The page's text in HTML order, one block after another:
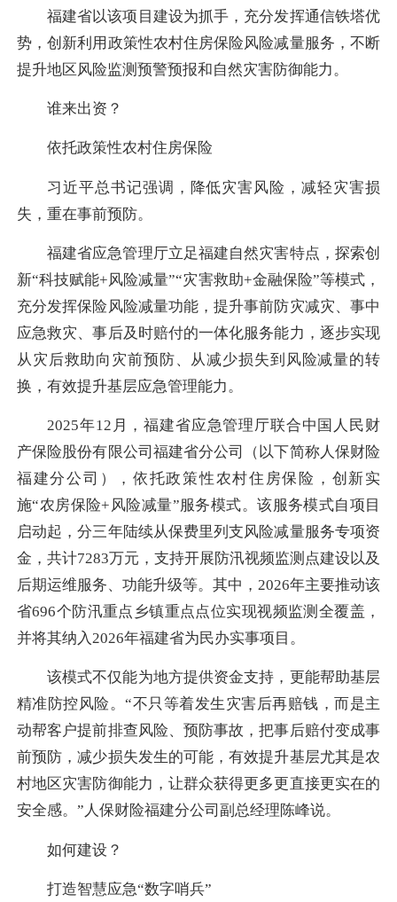
福建省以该项目建设为抓手，充分发挥通信铁塔优
势，创新利用政策性农村住房保险风险减量服务，不断
提升地区风险监测预警预报和自然灾害防御能力。
谁来出资？
依托政策性农村住房保险
习近平总书记强调，降低灾害风险，减轻灾害损
失，重在事前预防。
福建省应急管理厅立足福建自然灾害特点，探索创
新“科技赋能+风险减量”“灾害救助+金融保险”等模式，
充分发挥保险风险减量功能，提升事前防灾减灾、事中
应急救灾、事后及时赔付的一体化服务能力，逐步实现
从灾后救助向灾前预防、从减少损失到风险减量的转
换，有效提升基层应急管理能力。
2025年12月，福建省应急管理厅联合中国人民财
产保险股份有限公司福建省分公司（以下简称人保财险
福建分公司），依托政策性农村住房保险，创新实
施“农房保险+风险减量”服务模式。该服务模式自项目
启动起，分三年陆续从保费里列支风险减量服务专项资
金，共计7283万元，支持开展防汛视频监测点建设以及
后期运维服务、功能升级等。其中，2026年主要推动该
省696个防汛重点乡镇重点点位实现视频监测全覆盖，
并将其纳入2026年福建省为民办实事项目。
该模式不仅能为地方提供资金支持，更能帮助基层
精准防控风险。“不只等着发生灾害后再赔钱，而是主
动帮客户提前排查风险、预防事故，把事后赔付变成事
前预防，减少损失发生的可能，有效提升基层尤其是农
村地区灾害防御能力，让群众获得更多更直接更实在的
安全感。”人保财险福建分公司副总经理陈峰说。
如何建设？
打造智慧应急“数字哨兵”